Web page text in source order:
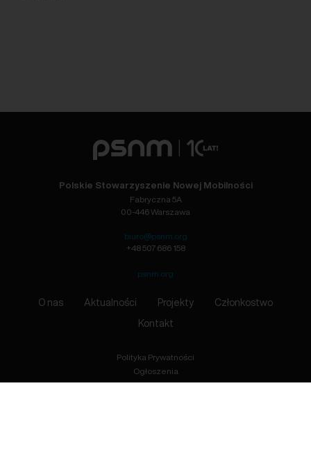
Polskie Stowarzyszenie Nowej Mobilności
Fabryczna 5A
00-446 Warszawa
biuro@psnm.org
+48 507 686 158
psnm.org
O nas Aktualności Projekty Członkostwo
Kontakt
Polityka Prywatności
Ogłoszenia